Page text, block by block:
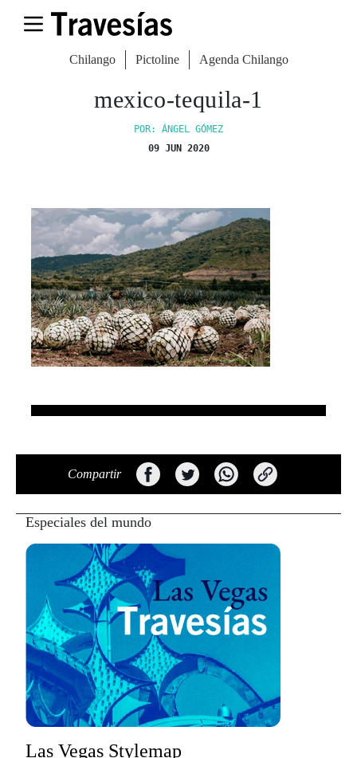
Chilango Pictoline Agenda Chilango
mexico-tequila-1
POR: ÁNGEL GÓMEZ
09 JUN 2020
Compartir
Especiales del mundo
Las Vegas Stylemap